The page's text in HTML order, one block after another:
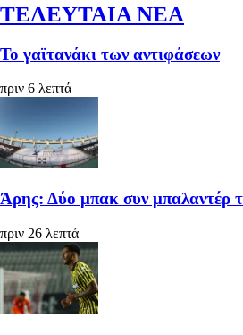
ΤΕΛΕΥΤΑΙΑ ΝΕΑ
Το γαϊτανάκι των αντιφάσεων
πριν 6 λεπτά
Άρης: Δύο μπακ συν μπαλαντέρ
πριν 26 λεπτά